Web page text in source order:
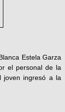
Estela Garza
el personal de la
joven ingresó a la